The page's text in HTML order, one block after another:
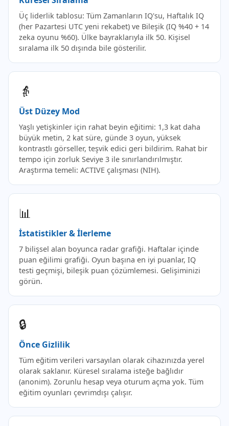
Üç liderlik tablosu: Tüm Zamanların IQ'su, Haftalık IQ
(her Pazartesi UTC yeni rekabet) ve Bileşik (IQ %40 + 14
zeka oyunu %60). Ülke bayraklarıyla ilk 50. Kişisel
sıralama ilk 50 dışında bile gösterilir.
👵
Üst Düzey Mod
Yaşlı yetişkinler için rahat beyin eğitimi: 1,3 kat daha
büyük metin, 2 kat süre, günde 3 oyun, yüksek
kontrastlı görseller, teşvik edici geri bildirim. Rahat bir
tempo için zorluk Seviye 3 ile sınırlandırılmıştır.
Araştırma temeli: ACTIVE çalışması (NIH).
📊
İstatistikler & İlerleme
7 bilişsel alan boyunca radar grafiği. Haftalar içinde
puan eğilimi grafiği. Oyun başına en iyi puanlar, IQ
testi geçmişi, bileşik puan çözümlemesi. Gelişiminizi
görün.
🔒
Önce Gizlilik
Tüm eğitim verileri varsayılan olarak cihazınızda yerel
olarak saklanır. Küresel sıralama isteğe bağlıdır
(anonim). Zorunlu hesap veya oturum açma yok. Tüm
eğitim oyunları çevrimdışı çalışır.